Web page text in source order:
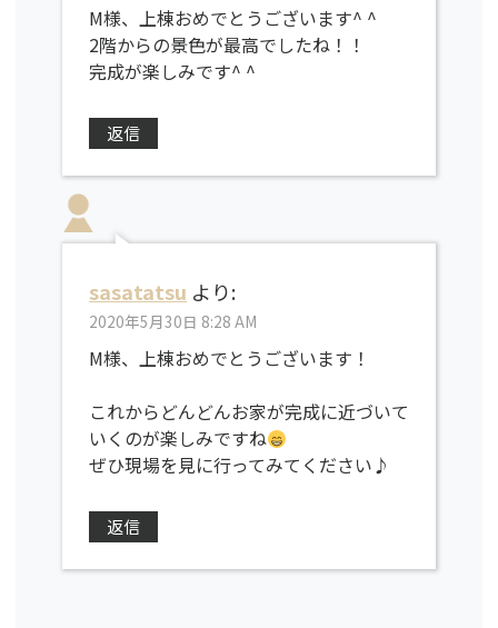
M様、上棟おめでとうございます^ ^
2階からの景色が最高でしたね！！
完成が楽しみです^ ^
返信
sasatatsu より:
2020年5月30日 8:28 AM
M様、上棟おめでとうございます！
これからどんどんお家が完成に近づいて
いくのが楽しみですね
ぜひ現場を見に行ってみてください♪
返信